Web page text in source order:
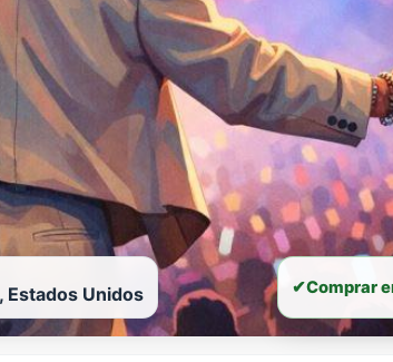
Estados Unidos ✔Comprar